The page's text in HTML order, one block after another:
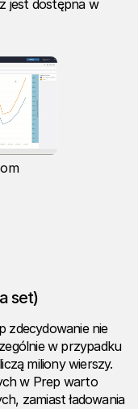
jest dostępna w
set)
zdecydowanie nie
w przypadku
miliony wierszy.
w Prep warto
zamiast ładowania